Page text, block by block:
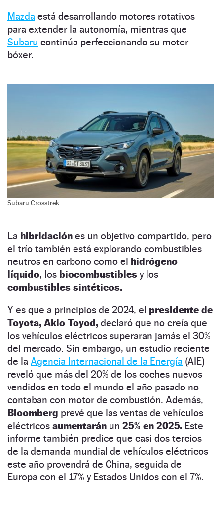
Mazda está desarrollando motores rotativos
para extender la autonomía, mientras que
Subaru continúa perfeccionando su motor
bóxer.
Subaru Crosstrek.
La hibridación es un objetivo compartido, pero
el trío también está explorando combustibles
neutros en carbono como el hidrógeno
líquido, los biocombustibles y los
combustibles sintéticos.
Y es que a principios de 2024, el presidente de
Toyota, Akio Toyod, declaró que no creía que
los vehículos eléctricos superaran jamás el 30%
del mercado. Sin embargo, un estudio reciente
de la Agencia Internacional de la Energía (AIE)
reveló que más del 20% de los coches nuevos
vendidos en todo el mundo el año pasado no
contaban con motor de combustión. Además,
Bloomberg prevé que las ventas de vehículos
eléctricos aumentarán un 25% en 2025. Este
informe también predice que casi dos tercios
de la demanda mundial de vehículos eléctricos
este año provendrá de China, seguida de
Europa con el 17% y Estados Unidos con el 7%.